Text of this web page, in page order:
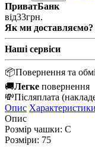
ПриватБанк
від33грн.
Як ми доставляємо?
Наші сервіси
📦Повернення та
🚚Легке повернення
💸Післяплата
Опис Характеристики
Опис
Розмір чашки: С
Розміри: 75